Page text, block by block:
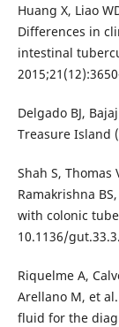
Huang X, Liao
Differences in
intestinal
Delgado BJ,
Treasure Island
Shah S, Thomas
Ramakrishna
with colonic
10.1136/
Riquelme A,
Arellano M, et
fluid for the